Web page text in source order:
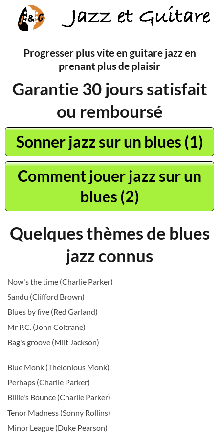
Progresser plus vite en guitare jazz en
prenant plus de plaisir
Garantie 30 jours satisfait
ou remboursé
Sonner jazz sur un blues (1)
Comment jouer jazz sur un
blues (2)
Quelques thèmes de blues
jazz connus
Now's the time (Charlie Parker)
Sandu (Clifford Brown)
Blues by five (Red Garland)
Mr P.C. (John Coltrane)
Bag's groove (Milt Jackson)
Blue Monk (Thelonious Monk)
Perhaps (Charlie Parker)
Billie's Bounce (Charlie Parker)
Tenor Madness (Sonny Rollins)
Minor League (Duke Pearson)